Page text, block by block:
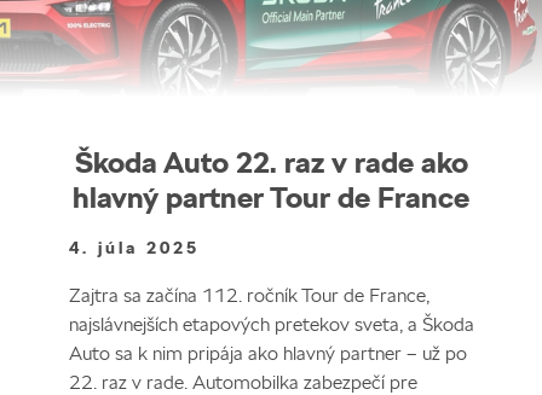
Škoda Auto 22. raz v rade ako
hlavný partner Tour de France
4. júla 2025
Zajtra sa začína 112. ročník Tour de France,
najslávnejších etapových pretekov sveta, a Škoda
Auto sa k nim pripája ako hlavný partner – už po
22. raz v rade. Automobilka zabezpečí pre